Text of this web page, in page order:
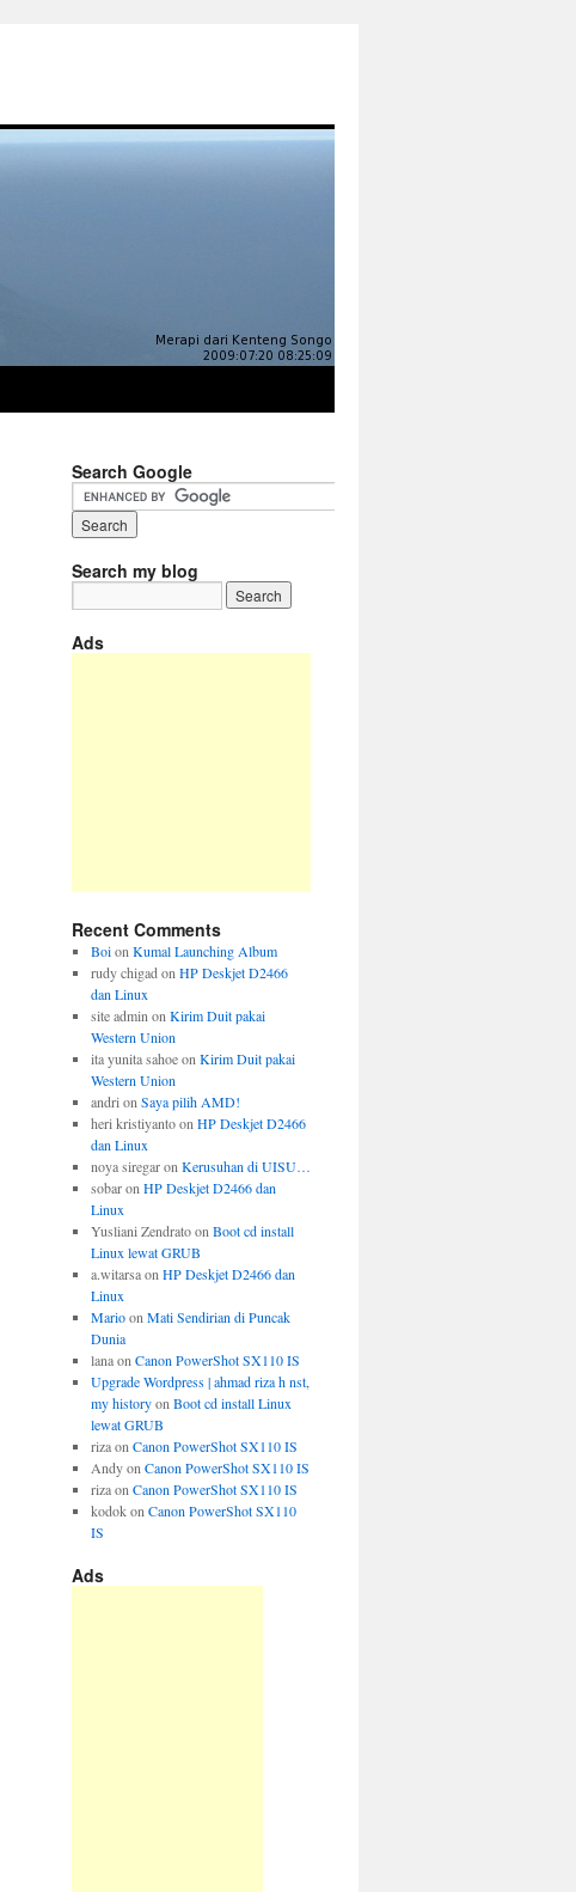
Search Google
Search my blog
Ads
Recent Comments
Boion Kumal Launching Album
rudy chigad on HP Deskjet D2466
dan Linux
site admin on Kirim Duit pakai
Western Union
ita yunita sahoeon Kirim Duit pakai
Western Union
andri on Saya pilih AMD!
heri kristiyantoon HP Deskjet D2466
dan Linux
noya siregaron Kerusuhan di UISU…
sobaron HP Deskjet D2466 dan
Linux
Yusliani Zendratoon Boot cd install
Linux lewat GRUB
a.witarsaon HP Deskjet D2466 dan
Linux
Marioon Mati Sendirian di Puncak
Dunia
lanaon Canon PowerShot SX110 IS
Upgrade Wordpress | ahmad riza h nst,
my historyon Boot cd install Linux
lewat GRUB
rizaon Canon PowerShot SX110 IS
Andyon Canon PowerShot SX110 IS
rizaon Canon PowerShot SX110 IS
kodokon Canon PowerShot SX110
IS
Ads